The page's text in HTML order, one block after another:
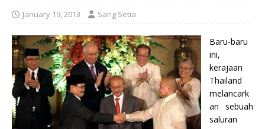
January 19, 2013 Sang Setia
Baru-baru
ini,
kerajaan
Thailand
melancark
an sebuah
saluran